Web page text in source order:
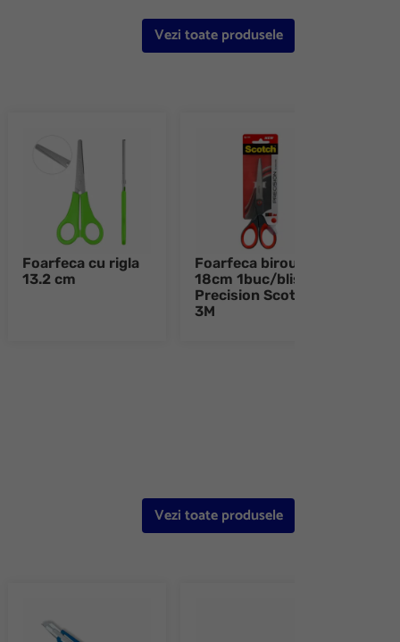
Vezi toate produsele
Foarfeca cu rigla
13.2 cm
Foarfeca birou
18cm 1buc/blister
Precision Scotch™
3M
Vezi toate produsele